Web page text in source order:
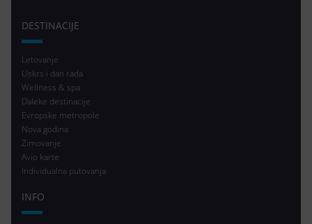
DESTINACIJE
Letovanje
Uskrs i dan rada
Wellness & spa
Daleke destinacije
Evropske metropole
Nova godina
Zimovanje
Avio karte
Individualna putovanja
INFO